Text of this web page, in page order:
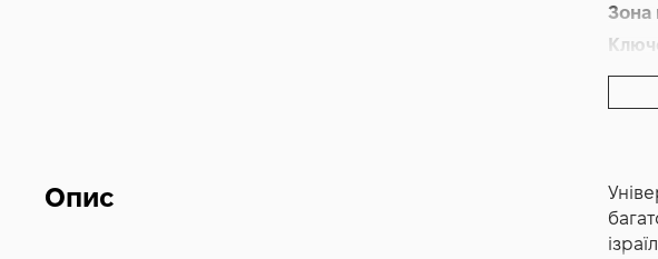
Зона
Опис